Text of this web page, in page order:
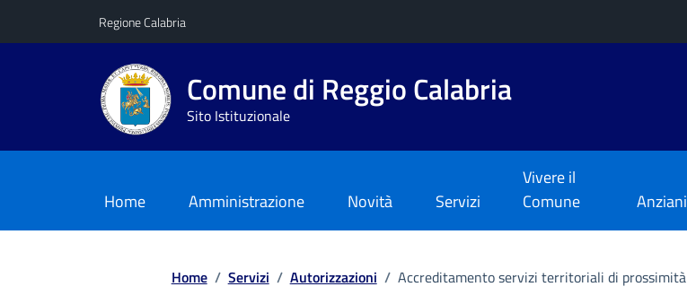
Regione Calabria
Comune di Reggio Calabria
Sito Istituzionale
Home Amministrazione Novità Servizi
Vivere il
Comune
Anziani
Home / Servizi / Autorizzazioni / Accreditamento servizi territoriali di prossimità